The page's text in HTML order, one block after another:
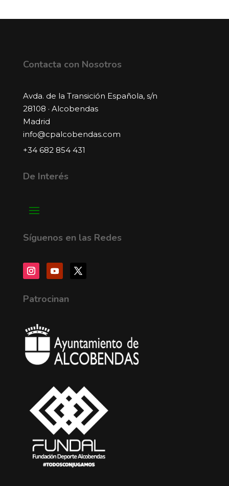
Contacta con Nosotros
Avda. de la Transición Española, s/n
28108 · Alcobendas
Madrid
info@cpalcobendas.com
+34 682 854 431
De Interés
Síguenos en las Redes
Patrocinan